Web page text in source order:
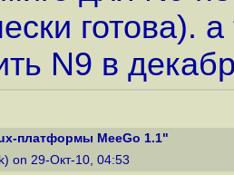
готова).
N9 в
платформы MeeGo 1.1"
on 29-Окт-10, 04:53